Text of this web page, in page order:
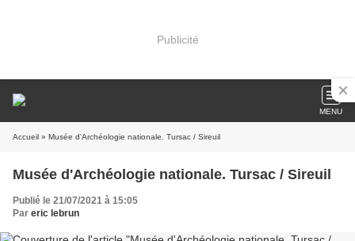
Publicité
MENU
Accueil » Musée d'Archéologie nationale. Tursac / Sireuil
Musée d'Archéologie nationale. Tursac / Sireuil
Publié le 21/07/2021 à 15:05
Par eric lebrun